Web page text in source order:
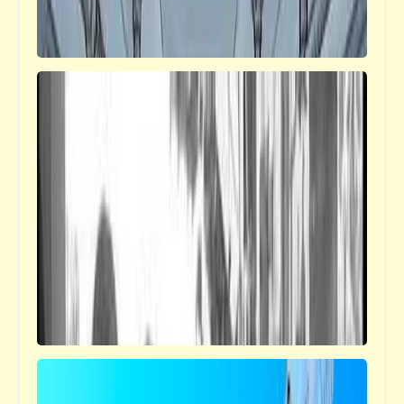
مذكرات
نهضة "مصر" | ولسه باحلم بيوم شمسه ما تعرف